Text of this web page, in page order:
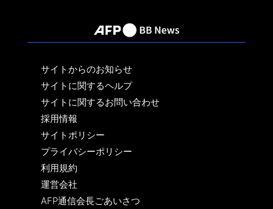
サイトからのお知らせ
サイトに関するヘルプ
サイトに関するお問い合わせ
採用情報
サイトポリシー
プライバシーポリシー
利用規約
運営会社
AFP通信会長ごあいさつ